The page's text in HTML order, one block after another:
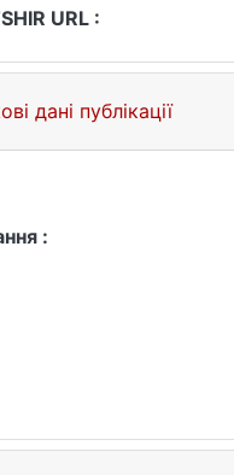
URL :
дані публікації
: